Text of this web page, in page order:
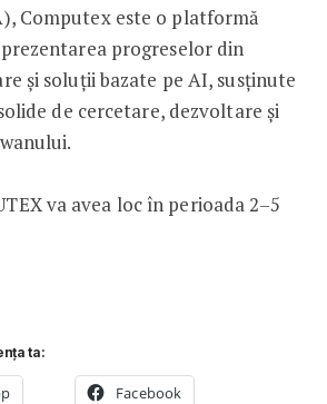
Computex este o platformă
progreselor din
și soluții bazate pe AI, susținute
de cercetare, dezvoltare și
va avea loc în perioada 2–5
ta:
Facebook